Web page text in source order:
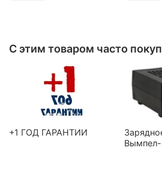
С этим товаром часто
+1 ГОД ГАРАНТИИ